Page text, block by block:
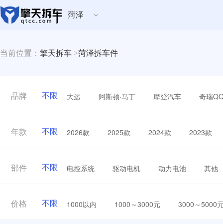
菏泽
当前位置： 擎天拆车 >菏泽拆车件
品牌 不限 大运 阿斯顿·马丁 摩登汽车 奇瑞
年款 不限 2026款 2025款 2024款 2023款
部件 不限 电控系统 驱动电机 动力电池 其他
价格 不限 1000以内 1000～3000元 3000～5000